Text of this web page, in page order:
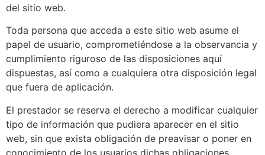
del sitio web.
Toda persona que acceda a este sitio web asume el
papel de usuario, comprometiéndose a la observancia y
cumplimiento riguroso de las disposiciones aquí
dispuestas, así como a cualquiera otra disposición legal
que fuera de aplicación.
El prestador se reserva el derecho a modificar cualquier
tipo de información que pudiera aparecer en el sitio
web, sin que exista obligación de preavisar o poner en
conocimiento de los usuarios dichas obligaciones,